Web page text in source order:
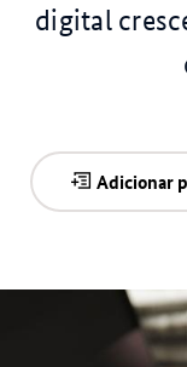
digital
Adicionar